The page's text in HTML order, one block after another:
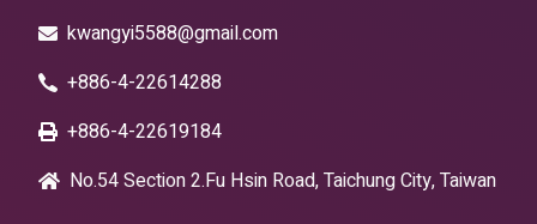
kwangyi5588@gmail.com
+886-4-22614288
+886-4-22619184
No.54 Section 2.Fu Hsin Road, Taichung City, Taiwan